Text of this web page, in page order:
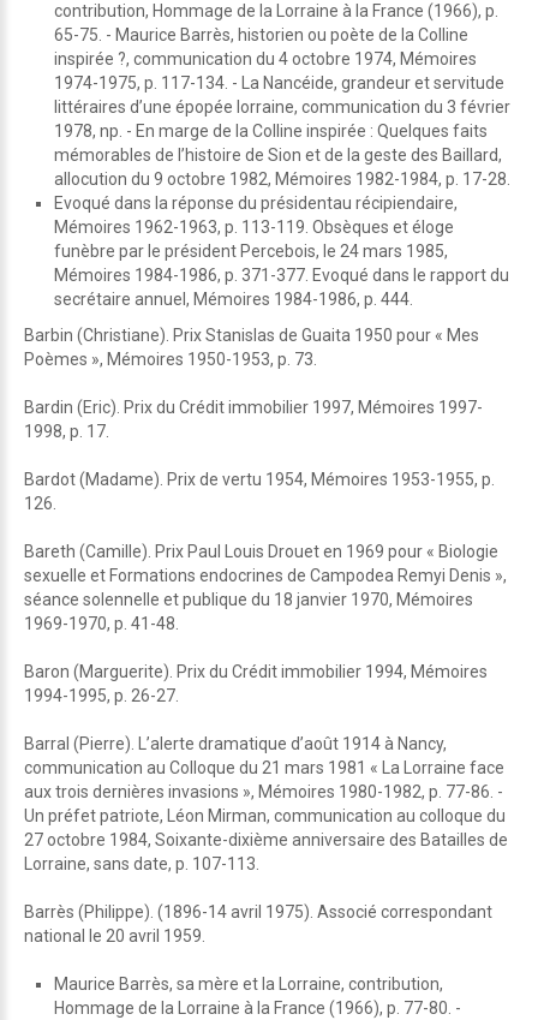
contribution, Hommage de la Lorraine à la France (1966), p.
65-75. - Maurice Barrès, historien ou poète de la Colline
inspirée ?, communication du 4 octobre 1974, Mémoires
1974-1975, p. 117-134. - La Nancéide, grandeur et servitude
littéraires d’une épopée lorraine, communication du 3 février
1978, np. - En marge de la Colline inspirée : Quelques faits
mémorables de l’histoire de Sion et de la geste des Baillard,
allocution du 9 octobre 1982, Mémoires 1982-1984, p. 17-28.
Evoqué dans la réponse du présidentau récipiendaire,
Mémoires 1962-1963, p. 113-119. Obsèques et éloge
funèbre par le président Percebois, le 24 mars 1985,
Mémoires 1984-1986, p. 371-377. Evoqué dans le rapport du
secrétaire annuel, Mémoires 1984-1986, p. 444.
Barbin (Christiane). Prix Stanislas de Guaita 1950 pour « Mes
Poèmes », Mémoires 1950-1953, p. 73.
Bardin (Eric). Prix du Crédit immobilier 1997, Mémoires 1997-
1998, p. 17.
Bardot (Madame). Prix de vertu 1954, Mémoires 1953-1955, p.
126.
Bareth (Camille). Prix Paul Louis Drouet en 1969 pour « Biologie
sexuelle et Formations endocrines de Campodea Remyi Denis »,
séance solennelle et publique du 18 janvier 1970, Mémoires
1969-1970, p. 41-48.
Baron (Marguerite). Prix du Crédit immobilier 1994, Mémoires
1994-1995, p. 26-27.
Barral (Pierre). L’alerte dramatique d’août 1914 à Nancy,
communication au Colloque du 21 mars 1981 « La Lorraine face
aux trois dernières invasions », Mémoires 1980-1982, p. 77-86. -
Un préfet patriote, Léon Mirman, communication au colloque du
27 octobre 1984, Soixante-dixième anniversaire des Batailles de
Lorraine, sans date, p. 107-113.
Barrès (Philippe). (1896-14 avril 1975). Associé correspondant
national le 20 avril 1959.
Maurice Barrès, sa mère et la Lorraine, contribution,
Hommage de la Lorraine à la France (1966), p. 77-80. -